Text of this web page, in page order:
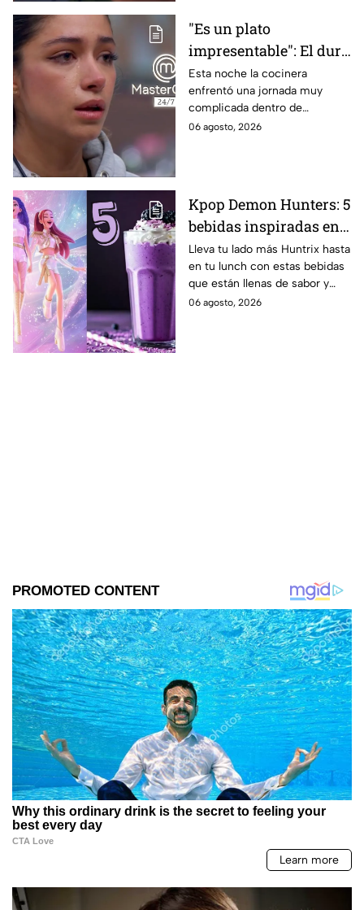
"Es un plato
impresentable": El duro
regaño que hizo llorar a
Michelle dentro de
MasterChef 24/7
Esta noche la cocinera
enfrentó una jornada muy
complicada dentro de
MasterChef 24/7.
06 agosto, 2026
Kpop Demon Hunters: 5
bebidas inspiradas en
las guerreras Huntrix
para llevar a la escuela
este regreso a clases
2026; son saludables y
Lleva tu lado más Huntrix hasta
en tu lunch con estas bebidas
que están llenas de sabor y
frescura.
06 agosto, 2026